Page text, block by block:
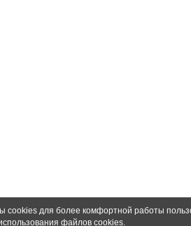
cookies для более комфортной работы
файлов cookies